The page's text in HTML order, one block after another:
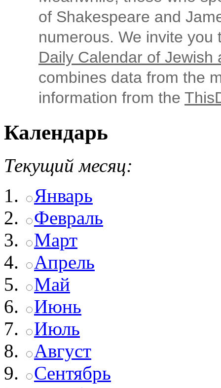
of Shakespeare and
numerous. We invite
Daily Calendar of Jewish
combines data from the
information from the
Календарь
Текущий месяц:
Январь
Февраль
Март
Апрель
Май
Июнь
Июль
Август
Сентябрь